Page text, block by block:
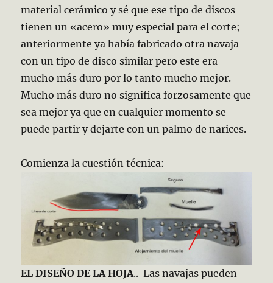
material cerámico y sé que ese tipo de discos
tienen un «acero» muy especial para el corte;
anteriormente ya había fabricado otra navaja
con un tipo de disco similar pero este era
mucho más duro por lo tanto mucho mejor.
Mucho más duro no significa forzosamente que
sea mejor ya que en cualquier momento se
puede partir y dejarte con un palmo de narices.
Comienza la cuestión técnica:
EL DISEÑO DE LA HOJA.. Las navajas pueden